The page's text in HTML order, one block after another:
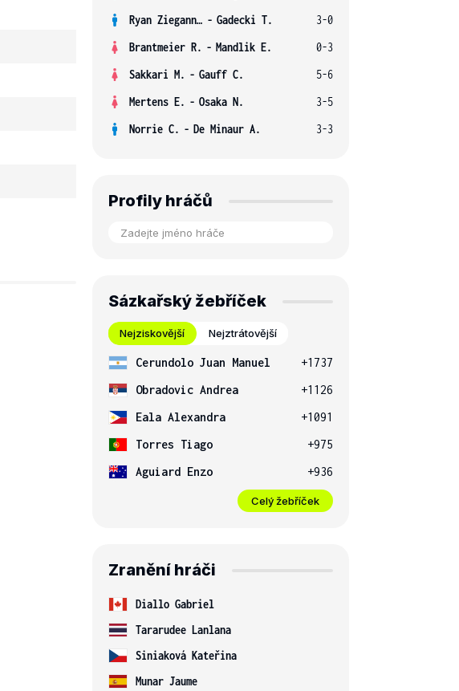
Ryan Ziegann S. - Gadecki T.
3-0
Brantmeier R. - Mandlik E.
0-3
Sakkari M. - Gauff C.
5-6
Mertens E. - Osaka N.
3-5
Norrie C. - De Minaur A. 3-3
Profily hráčů
Sázkařský žebříček
Nejziskovější Nejztrátovější
Cerundolo Juan Manuel
+1737
Obradovic Andrea
+1126
Eala Alexandra
+1091
Torres Tiago
+975
Aguiard Enzo
+936
Celý žebříček
Zranění hráči
Diallo Gabriel
Tararudee Lanlana
Siniaková Kateřina
Munar Jaume